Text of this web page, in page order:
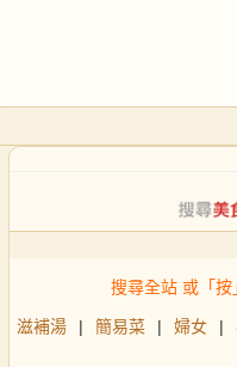
搜尋全站 或「
滋補湯 | 簡易菜 | 婦女 |